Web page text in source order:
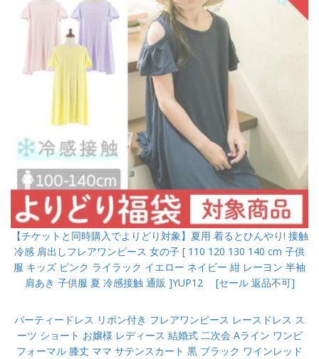
【チケットと同時購入でよりどり対象】夏用 着るとひんやり! 接触
冷感 肩出しフレアワンピース 女の子 [ 110 120 130 140 cm 子供
服 キッズ ピンク ライラック イエロー ネイビー 紺 レーヨン 半袖
肩あき 子供服 夏 冷感接触 通販 ]YUP12 [セール 返品不可]
パーティードレス リボン付き フレアワンピース レースドレス ス
ーツ ショート お嬢様 レディース 結婚式 二次会 Aライン ワンピ
フォーマル 膝丈 ママ サテンスカート 黒 ブラック ワインレッド